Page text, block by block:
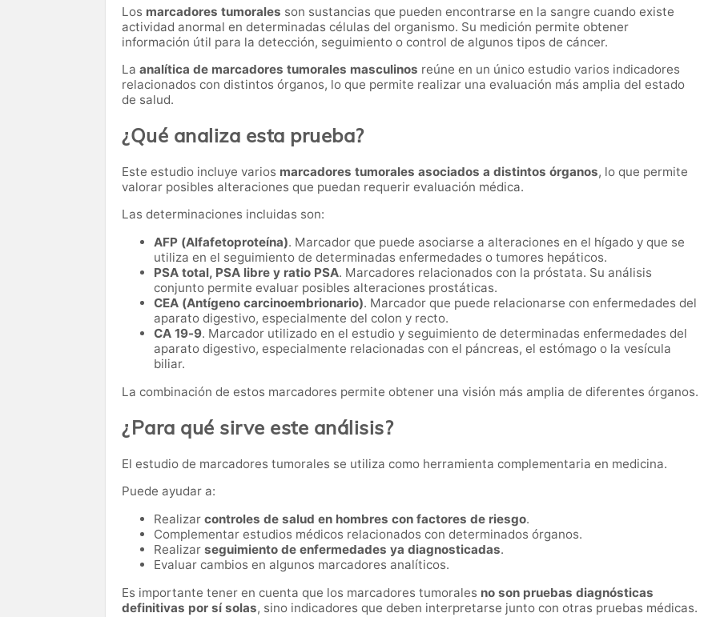
Los marcadores tumorales son sustancias que pueden encontrarse en la sangre cuando existe
actividad anormal en determinadas células del organismo. Su medición permite obtener
información útil para la detección, seguimiento o control de algunos tipos de cáncer.
La analítica de marcadores tumorales masculinos reúne en un único estudio varios indicadores
relacionados con distintos órganos, lo que permite realizar una evaluación más amplia del estado
de salud.
¿Qué analiza esta prueba?
Este estudio incluye varios marcadores tumorales asociados a distintos órganos, lo que permite
valorar posibles alteraciones que puedan requerir evaluación médica.
Las determinaciones incluidas son:
AFP (Alfafetoproteína). Marcador que puede asociarse a alteraciones en el hígado y que se
utiliza en el seguimiento de determinadas enfermedades o tumores hepáticos.
PSA total, PSA libre y ratio PSA. Marcadores relacionados con la próstata. Su análisis
conjunto permite evaluar posibles alteraciones prostáticas.
CEA (Antígeno carcinoembrionario). Marcador que puede relacionarse con enfermedades del
aparato digestivo, especialmente del colon y recto.
CA 19-9. Marcador utilizado en el estudio y seguimiento de determinadas enfermedades del
aparato digestivo, especialmente relacionadas con el páncreas, el estómago o la vesícula
biliar.
La combinación de estos marcadores permite obtener una visión más amplia de diferentes órganos.
¿Para qué sirve este análisis?
El estudio de marcadores tumorales se utiliza como herramienta complementaria en medicina.
Puede ayudar a:
Realizar controles de salud en hombres con factores de riesgo.
Complementar estudios médicos relacionados con determinados órganos.
Realizar seguimiento de enfermedades ya diagnosticadas.
Evaluar cambios en algunos marcadores analíticos.
Es importante tener en cuenta que los marcadores tumorales no son pruebas diagnósticas
definitivas por sí solas, sino indicadores que deben interpretarse junto con otras pruebas médicas.